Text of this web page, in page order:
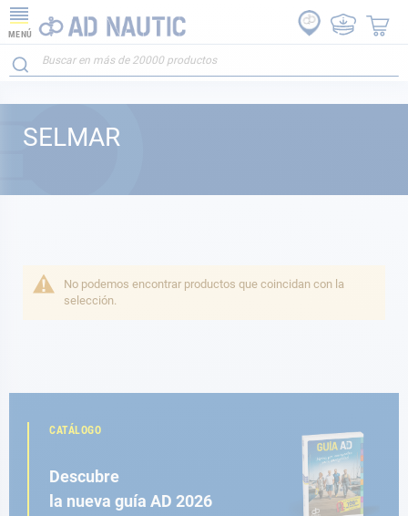
MENÚ
SELMAR
No podemos encontrar productos que coincidan con la
selección.
CATÁLOGO
Descubre
la nueva guía AD 2026